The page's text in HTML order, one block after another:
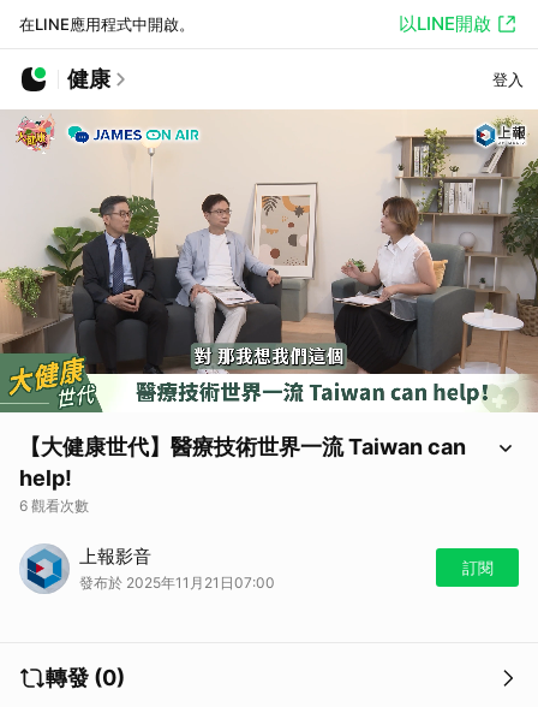
在LINE應用程式中開啟。 以LINE開啟
健康 登入
【大健康世代】醫療技術世界一流 Taiwan can
help!
6 觀看次數
https://www.youtube.com/watch?v=0rjlsVkuqJk&t=2s
上報影音
發布於 2025年11月21日07:00
訂閱
轉發 (0)